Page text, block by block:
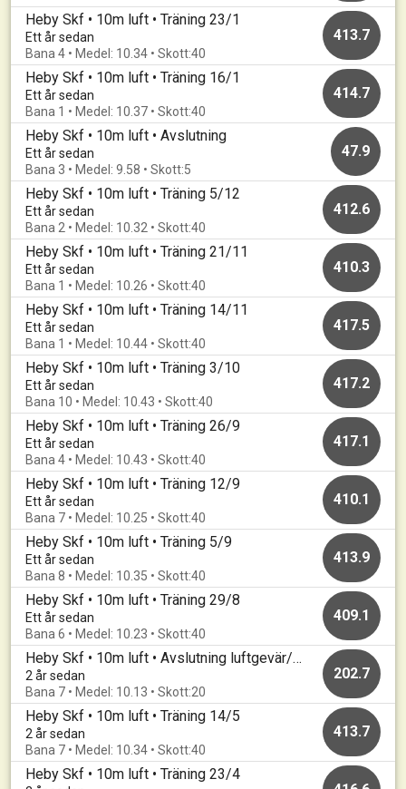
Heby Skf • 10m luft • Träning 23/1
Ett år sedan
Bana 4 • Medel: 10.34 • Skott:40
413.7
Heby Skf • 10m luft • Träning 16/1
Ett år sedan
Bana 1 • Medel: 10.37 • Skott:40
414.7
Heby Skf • 10m luft • Avslutning
Ett år sedan
Bana 3 • Medel: 9.58 • Skott:5
47.9
Heby Skf • 10m luft • Träning 5/12
Ett år sedan
Bana 2 • Medel: 10.32 • Skott:40
412.6
Heby Skf • 10m luft • Träning 21/11
Ett år sedan
Bana 1 • Medel: 10.26 • Skott:40
410.3
Heby Skf • 10m luft • Träning 14/11
Ett år sedan
Bana 1 • Medel: 10.44 • Skott:40
417.5
Heby Skf • 10m luft • Träning 3/10
Ett år sedan
Bana 10 • Medel: 10.43 • Skott:40
417.2
Heby Skf • 10m luft • Träning 26/9
Ett år sedan
Bana 4 • Medel: 10.43 • Skott:40
417.1
Heby Skf • 10m luft • Träning 12/9
Ett år sedan
Bana 7 • Medel: 10.25 • Skott:40
410.1
Heby Skf • 10m luft • Träning 5/9
Ett år sedan
Bana 8 • Medel: 10.35 • Skott:40
413.9
Heby Skf • 10m luft • Träning 29/8
Ett år sedan
Bana 6 • Medel: 10.23 • Skott:40
409.1
Heby Skf • 10m luft • Avslutning luftgevär/KM
2 år sedan
Bana 7 • Medel: 10.13 • Skott:20
202.7
Heby Skf • 10m luft • Träning 14/5
2 år sedan
Bana 7 • Medel: 10.34 • Skott:40
413.7
Heby Skf • 10m luft • Träning 23/4